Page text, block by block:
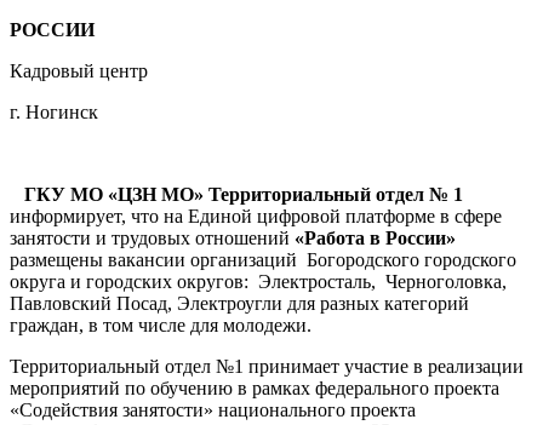
РОССИИ
Кадровый центр
г. Ногинск
ГКУ МО «ЦЗН МО» Территориальный отдел № 1
информирует, что на Единой цифровой платформе в сфере
занятости и трудовых отношений «Работа в России»
размещены вакансии организаций Богородского городского
округа и городских округов: Электросталь, Черноголовка,
Павловский Посад, Электроугли для разных категорий
граждан, в том числе для молодежи.
Территориальный отдел №1 принимает участие в реализации
мероприятий по обучению в рамках федерального проекта
«Содействия занятости» национального проекта